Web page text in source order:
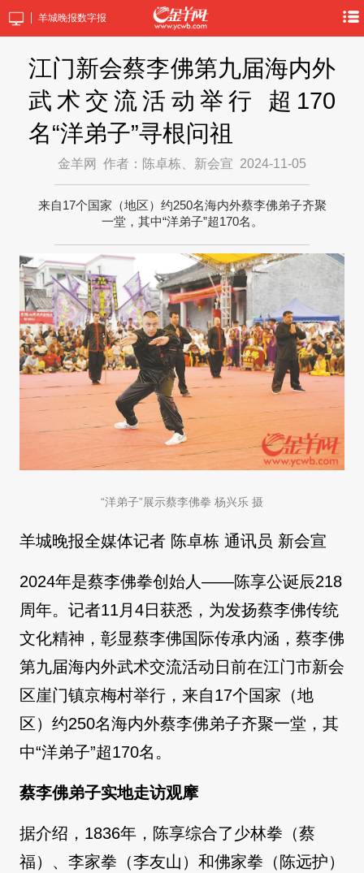
羊城晚报数字报
江门新会蔡李佛第九届海内外
武术交流活动举行 超170
名“洋弟子”寻根问祖
金羊网 作者：陈卓栋、新会宣 2024-11-05
来自17个国家（地区）约250名海内外蔡李佛弟子齐聚
一堂，其中“洋弟子”超170名。
“洋弟子”展示蔡李佛拳 杨兴乐 摄
羊城晚报全媒体记者 陈卓栋 通讯员 新会宣
2024年是蔡李佛拳创始人——陈享公诞辰218
周年。记者11月4日获悉，为发扬蔡李佛传统
文化精神，彰显蔡李佛国际传承内涵，蔡李佛
第九届海内外武术交流活动日前在江门市新会
区崖门镇京梅村举行，来自17个国家（地
区）约250名海内外蔡李佛弟子齐聚一堂，其
中“洋弟子”超170名。
蔡李佛弟子实地走访观摩
据介绍，1836年，陈享综合了少林拳（蔡
福）、李家拳（李友山）和佛家拳（陈远护）